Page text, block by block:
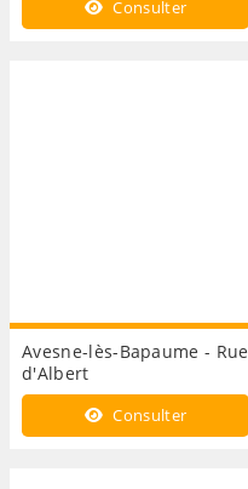
Consulter
Avesne-lès-Bapaume - Rue
d'Albert
Consulter